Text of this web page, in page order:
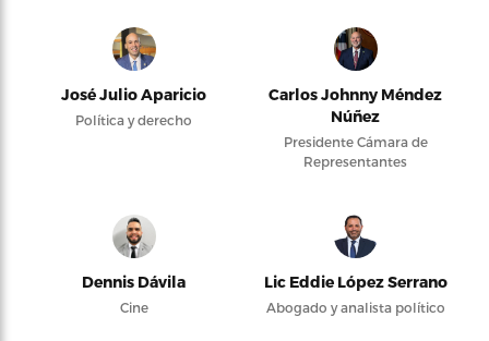
José Julio Aparicio
Política y derecho
Carlos Johnny Méndez
Núñez
Presidente Cámara de
Representantes
Dennis Dávila
Cine
Lic Eddie López Serrano
Abogado y analista político